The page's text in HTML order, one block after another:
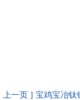
上一页 ] 宝鸡宝冶